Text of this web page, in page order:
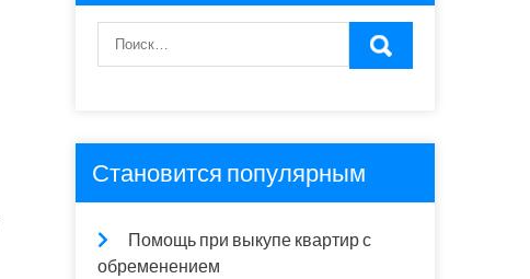
Становится популярным
Помощь при выкупе квартир с
обременением